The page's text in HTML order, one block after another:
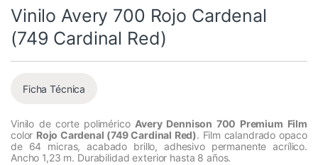
Vinilo Avery 700 Rojo Cardenal
(749 Cardinal Red)
Ficha Técnica
Vinilo de corte polimérico Avery Dennison 700 Premium Film
color Rojo Cardenal (749 Cardinal Red). Film calandrado opaco
de 64 micras, acabado brillo, adhesivo permanente acrílico.
Ancho 1,23 m. Durabilidad exterior hasta 8 años.